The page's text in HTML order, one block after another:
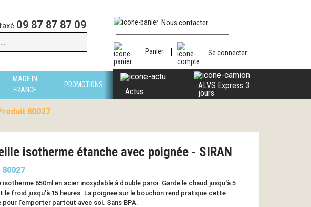
09 87 87 87 09 Nous contacter
Panier Se connecter
MADE IN
FRANCE
PROMOTIONS
Actus
ALVS Express 3
jours
80027
isotherme étanche avec poignée - SIRAN
80027
isotherme 650ml en acier inoxydable à double paroi. Garde le chaud jusqu'à 5
le froid jusqu'à 15 heures. La poignee sur le bouchon rend pratique cette
pour l'emporter partout avec soi. Sans BPA.